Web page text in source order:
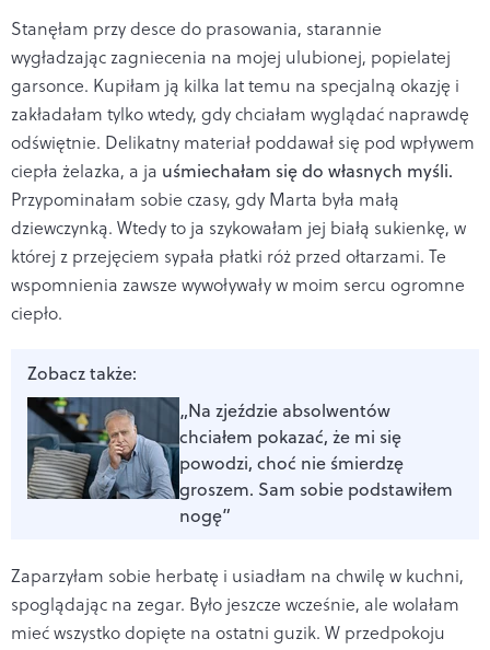
Stanęłam przy desce do prasowania, starannie
wygładzając zagniecenia na mojej ulubionej, popielatej
garsonce. Kupiłam ją kilka lat temu na specjalną okazję i
zakładałam tylko wtedy, gdy chciałam wyglądać naprawdę
odświętnie. Delikatny materiał poddawał się pod wpływem
ciepła żelazka, a ja uśmiechałam się do własnych myśli.
Przypominałam sobie czasy, gdy Marta była małą
dziewczynką. Wtedy to ja szykowałam jej białą sukienkę, w
której z przejęciem sypała płatki róż przed ołtarzami. Te
wspomnienia zawsze wywoływały w moim sercu ogromne
ciepło.
Zobacz także:
„Na zjeździe absolwentów
chciałem pokazać, że mi się
powodzi, choć nie śmierdzę
groszem. Sam sobie podstawiłem
nogę”
Zaparzyłam sobie herbatę i usiadłam na chwilę w kuchni,
spoglądając na zegar. Było jeszcze wcześnie, ale wolałam
mieć wszystko dopięte na ostatni guzik. W przedpokoju